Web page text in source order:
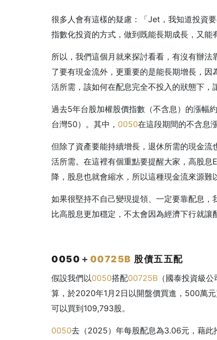
很多人會有這樣的疑慮：「Jet，我知道投資
指數化投資的方式，做到既能長期成長，又能
所以，我們這個月就來探討看看，有沒有辦
了要有現金流外，更重要的是能長期增長，
活所需，該如何在配息完全不投入的狀態下，
過去5年台股加權股價指數（不含息）的漲幅
台灣50）。其中， 0050在這段期間的不含息
但除了資產要能持續增長，退休所需的現金
活所需。在這裡有個重點要提醒大家，高股
降，股息也就會縮水，所以這種現金流來源難
如果很堅持不自己變現提領、一定要靠配息
比高股息更加穩定，不太會因為經濟下行就讓
0050 ＋ 00725B 股債五五配
假設我們以0050搭配00725B （國泰投資級
算，於2020年1月2日以開盤價買進，500萬
可以買到109,793股。
0050去（2025）年每股配息為3.06元，藉此